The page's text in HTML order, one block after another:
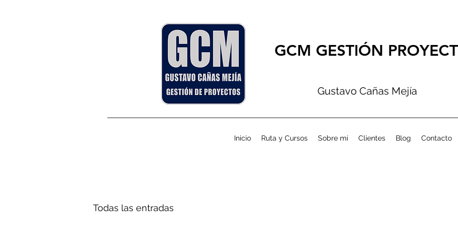
GCM GESTIÓN
Gustavo Cañas Mejía
Inicio Ruta y Cursos Sobre mí Clientes Blog Contacto
Todas las entradas